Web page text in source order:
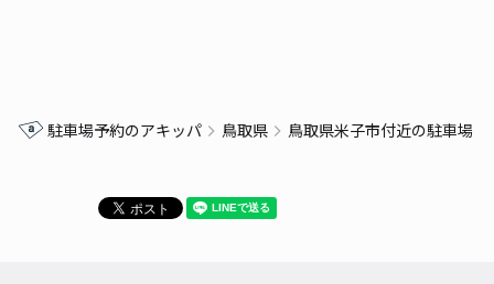
駐車場予約のアキッパ 鳥取県 鳥取県米子市付近の駐車場